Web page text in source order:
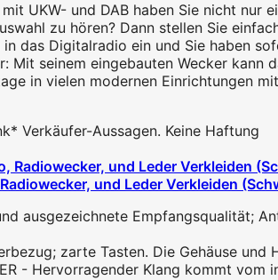
UKW- und DAB haben Sie nicht
zu hören? Dann stellen Sie
das Digitalradio ein und Sie haben
Mit seinem eingebauten Wecker kann
in vielen modernen Einrichtungen
Verkäufer-Aussagen. Keine Haftung
und Leder Verkleiden
ausgezeichnete Empfangsqualität;
zarte Tasten. Die Gehäuse
- Hervorragender Klang kommt